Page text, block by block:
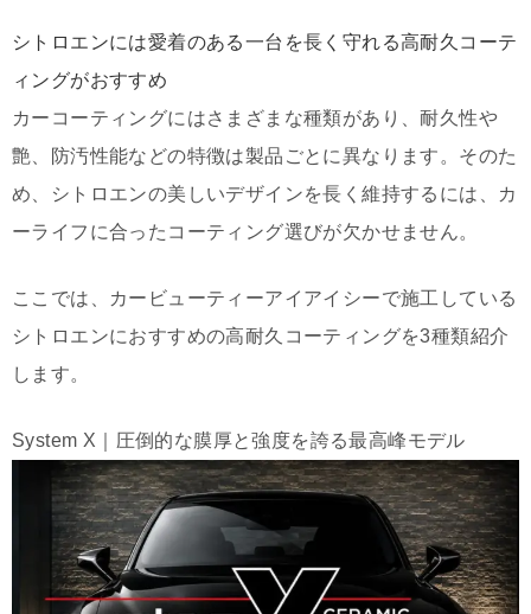
シトロエンには愛着のある一台を長く守れる高耐久コーテ
ィングがおすすめ
カーコーティングにはさまざまな種類があり、耐久性や
艶、防汚性能などの特徴は製品ごとに異なります。そのた
め、シトロエンの美しいデザインを長く維持するには、カ
ーライフに合ったコーティング選びが欠かせません。
ここでは、カービューティーアイアイシーで施工している
シトロエンにおすすめの高耐久コーティングを3種類紹介
します。
System X｜圧倒的な膜厚と強度を誇る最高峰モデル